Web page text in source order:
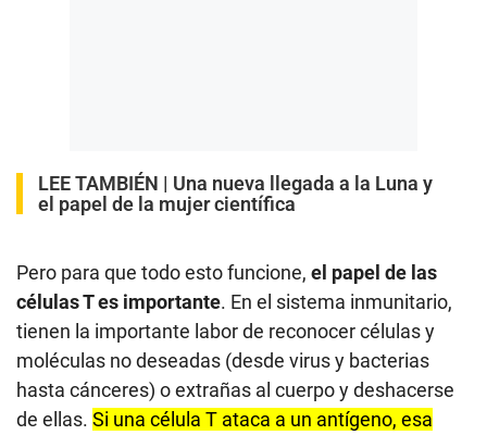
LEE TAMBIÉN | Una nueva llegada a la Luna y
el papel de la mujer científica
Pero para que todo esto funcione, el papel de las
células T es importante. En el sistema inmunitario,
tienen la importante labor de reconocer células y
moléculas no deseadas (desde virus y bacterias
hasta cánceres) o extrañas al cuerpo y deshacerse
de ellas. Si una célula T ataca a un antígeno, esa